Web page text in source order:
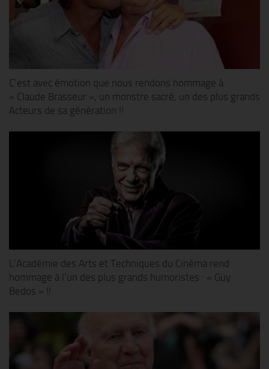
C’est avec émotion que nous rendons hommage à
« Claude Brasseur », un monstre sacré, un des plus grands
Acteurs de sa génération !!
L’Académie des Arts et Techniques du Cinéma rend
hommage à l’un des plus grands humoristes : « Guy
Bedos » !!